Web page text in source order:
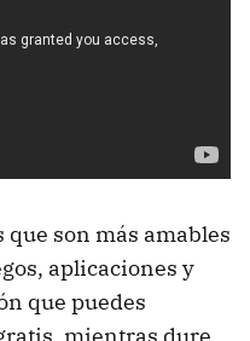
son más amables
aplicaciones y
que puedes